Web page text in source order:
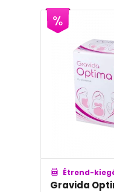
Étrend-
Gravida